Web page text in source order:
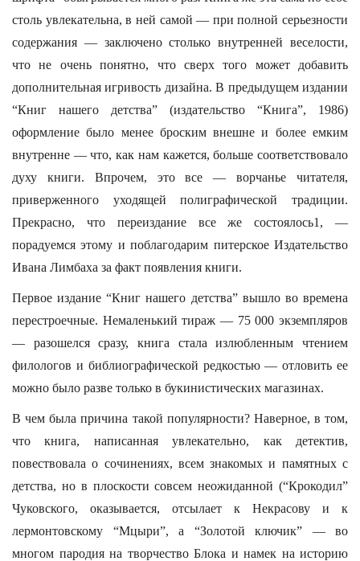
столь увлекательна, в ней самой — при полной серьезности
содержания — заключено столько внутренней веселости,
что не очень понятно, что сверх того может добавить
дополнительная игривость дизайна. В предыдущем издании
“Книг нашего детства” (издательство “Книга”, 1986)
оформление было менее броским внешне и более емким
внутренне — что, как нам кажется, больше соответствовало
духу книги. Впрочем, это все — ворчанье читателя,
приверженного уходящей полиграфической традиции.
Прекрасно, что переиздание все же состоялось1, —
порадуемся этому и поблагодарим питерское Издательство
Ивана Лимбаха за факт появления книги.
Первое издание “Книг нашего детства” вышло во времена
перестроечные. Немаленький тираж — 75 000 экземпляров
— разошелся сразу, книга стала излюбленным чтением
филологов и библиографической редкостью — отловить ее
можно было разве только в букинистических магазинах.
В чем была причина такой популярности? Наверное, в том,
что книга, написанная увлекательно, как детектив,
повествовала о сочинениях, всем знакомых и памятных с
детства, но в плоскости совсем неожиданной (“Крокодил”
Чуковского, оказывается, отсылает к Некрасову и к
лермонтовскому “Мцыри”, а “Золотой ключик” — во
многом пародия на творчество Блока и намек на историю